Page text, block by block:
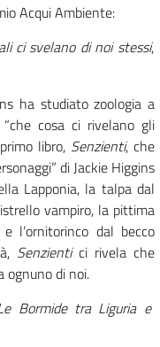
Acqui Ambiente:
ci svelano di noi stessi,
ha studiato zoologia a
cosa ci rivelano gli
libro, Senzienti, che
di Jackie Higgins
Lapponia, la talpa dal
vampiro, la pittima
l’ornitorinco dal becco
Senzientici rivela che
ognuno di noi.
Bormide tra Liguria e